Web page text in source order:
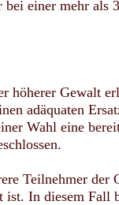
einer mehr als
höherer Gewalt
adäquaten
Wahl eine
Teilnehmer
ist. In diesem